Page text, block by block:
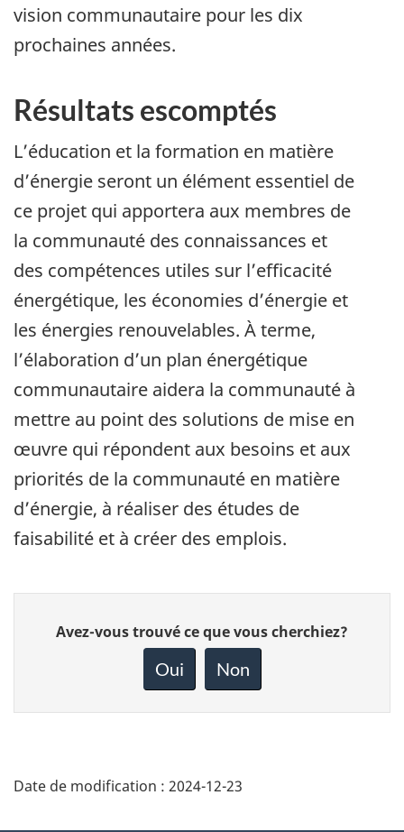
vision communautaire pour les dix
prochaines années.
Résultats escomptés
L’éducation et la formation en matière
d’énergie seront un élément essentiel de
ce projet qui apportera aux membres de
la communauté des connaissances et
des compétences utiles sur l’efficacité
énergétique, les économies d’énergie et
les énergies renouvelables. À terme,
l’élaboration d’un plan énergétique
communautaire aidera la communauté à
mettre au point des solutions de mise en
œuvre qui répondent aux besoins et aux
priorités de la communauté en matière
d’énergie, à réaliser des études de
faisabilité et à créer des emplois.
Donnez
votre
page
Avez-vous trouvé ce que vous cherchiez?
Oui Non
Date de modification : 2024-12-23